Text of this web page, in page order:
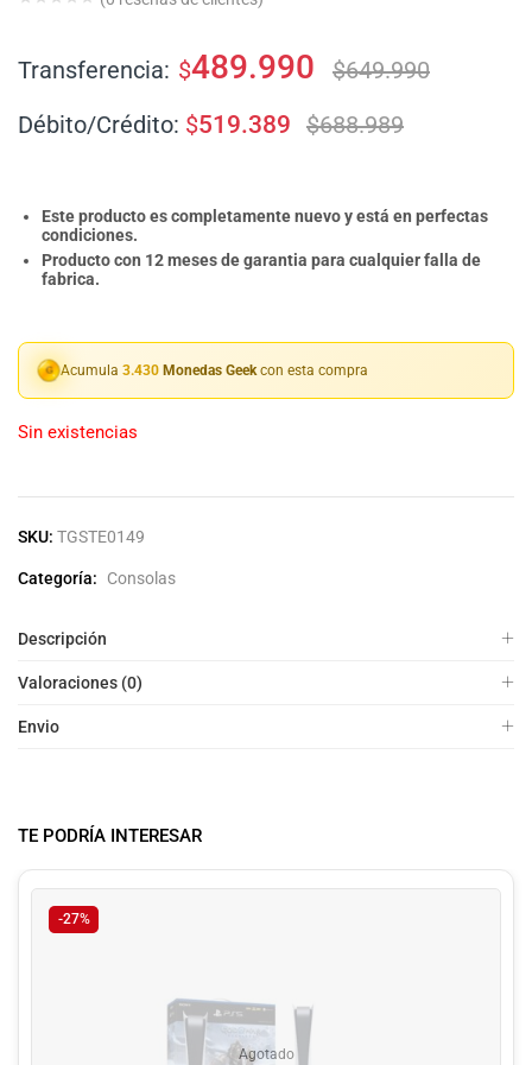
Transferencia: $489.990 $649.990
Débito/Crédito: $519.389 $688.989
Este producto es completamente nuevo y está en perfectas
condiciones.
Producto con 12 meses de garantia para cualquier falla de
fabrica.
Acumula 3.430 Monedas Geekcon esta compra
Sin existencias
SKU: TGSTE0149
Categoría: Consolas
Descripción
Valoraciones (0)
Envio
TE PODRÍA INTERESAR
-27%
Agotado